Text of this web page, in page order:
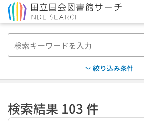
絞り込み条件
検索結果 103 件